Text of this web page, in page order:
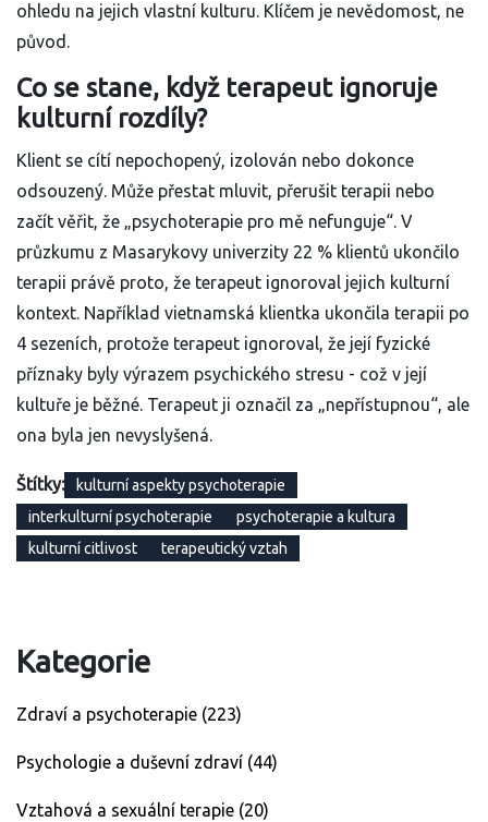
ohledu na jejich vlastní kulturu. Klíčem je nevědomost, ne
původ.
Co se stane, když terapeut ignoruje
kulturní rozdíly?
Klient se cítí nepochopený, izolován nebo dokonce
odsouzený. Může přestat mluvit, přerušit terapii nebo
začít věřit, že „psychoterapie pro mě nefunguje“. V
průzkumu z Masarykovy univerzity 22 % klientů ukončilo
terapii právě proto, že terapeut ignoroval jejich kulturní
kontext. Například vietnamská klientka ukončila terapii po
4 sezeních, protože terapeut ignoroval, že její fyzické
příznaky byly výrazem psychického stresu - což v její
kultuře je běžné. Terapeut ji označil za „nepřístupnou“, ale
ona byla jen nevyslyšená.
Štítky:
kulturní aspekty psychoterapie
interkulturní psychoterapie
psychoterapie a kultura
kulturní citlivost
terapeutický vztah
Kategorie
Zdraví a psychoterapie (223)
Psychologie a duševní zdraví (44)
Vztahová a sexuální terapie (20)